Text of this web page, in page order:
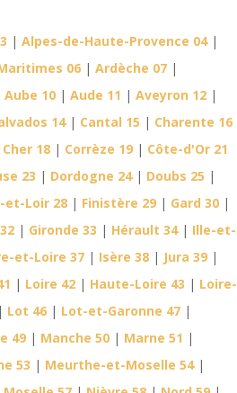
| Alpes-de-Haute-Provence 04|
06 | Ardèche 07 |
Aube 10 | Aude 11 | Aveyron 12 |
14| Cantal 15 | Charente 16
Cher 18 | Corrèze 19 | Côte-d'Or 21
23 | Dordogne 24| Doubs 25 |
et-Loir 28 | Finistère 29 | Gard 30 |
| Gironde 33 | Hérault 34| Ille-et-
et-Loire 37 | Isère 38 | Jura 39 |
| Loire 42 | Haute-Loire 43 | Loire-
| Lot 46 | Lot-et-Garonne 47 |
49 | Manche 50 | Marne 51 |
53 | Meurthe-et-Moselle 54|